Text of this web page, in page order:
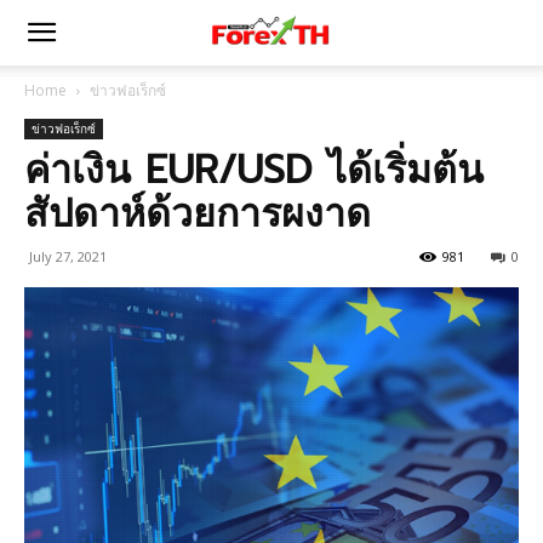
Home ข่าวฟอเร็กซ์
ข่าวฟอเร็กซ์
ค่าเงิน EUR/USD ได้เริ่มต้น
สัปดาห์ด้วยการผงาด
July 27, 2021 0
981